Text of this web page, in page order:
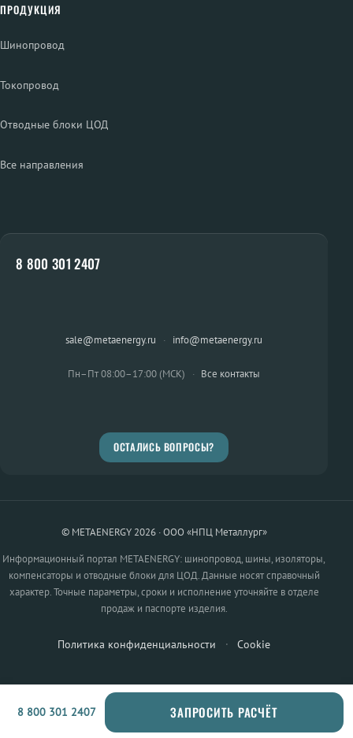
ПРОДУКЦИЯ
Шинопровод
Токопровод
Отводные блоки ЦОД
Все направления
8 800 301 2407
sale@metaenergy.ru · info@metaenergy.ru
Пн–Пт 08:00–17:00 (МСК) · Все контакты
ОСТАЛИСЬ ВОПРОСЫ?
© METAENERGY 2026 · ООО «НПЦ Металлург»
Информационный портал METAENERGY: шинопровод, шины, изоляторы,
компенсаторы и отводные блоки для ЦОД. Данные носят справочный
характер. Точные параметры, сроки и исполнение уточняйте в отделе
продаж и паспорте изделия.
Политика конфиденциальности · Cookie
8 800 301 2407 ЗАПРОСИТЬ РАСЧЁТ